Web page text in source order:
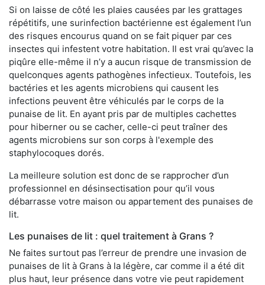
Si on laisse de côté les plaies causées par les grattages
répétitifs, une surinfection bactérienne est également l’un
des risques encourus quand on se fait piquer par ces
insectes qui infestent votre habitation. Il est vrai qu’avec la
piqûre elle-même il n’y a aucun risque de transmission de
quelconques agents pathogènes infectieux. Toutefois, les
bactéries et les agents microbiens qui causent les
infections peuvent être véhiculés par le corps de la
punaise de lit. En ayant pris par de multiples cachettes
pour hiberner ou se cacher, celle-ci peut traîner des
agents microbiens sur son corps à l'exemple des
staphylocoques dorés.
La meilleure solution est donc de se rapprocher d’un
professionnel en désinsectisation pour qu’il vous
débarrasse votre maison ou appartement des punaises de
lit.
Les punaises de lit : quel traitement à Grans ?
Ne faites surtout pas l’erreur de prendre une invasion de
punaises de lit à Grans à la légère, car comme il a été dit
plus haut, leur présence dans votre vie peut rapidement